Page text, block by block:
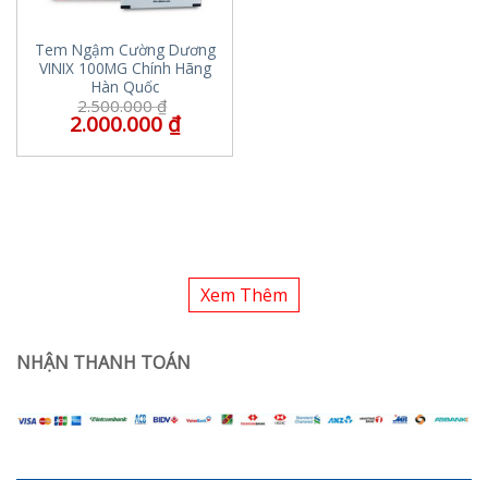
Tem Ngậm Cường Dương
VINIX 100MG Chính Hãng
Hàn Quốc
2.500.000₫
2.000.000₫
Xem Thêm
NHẬN THANH TOÁN